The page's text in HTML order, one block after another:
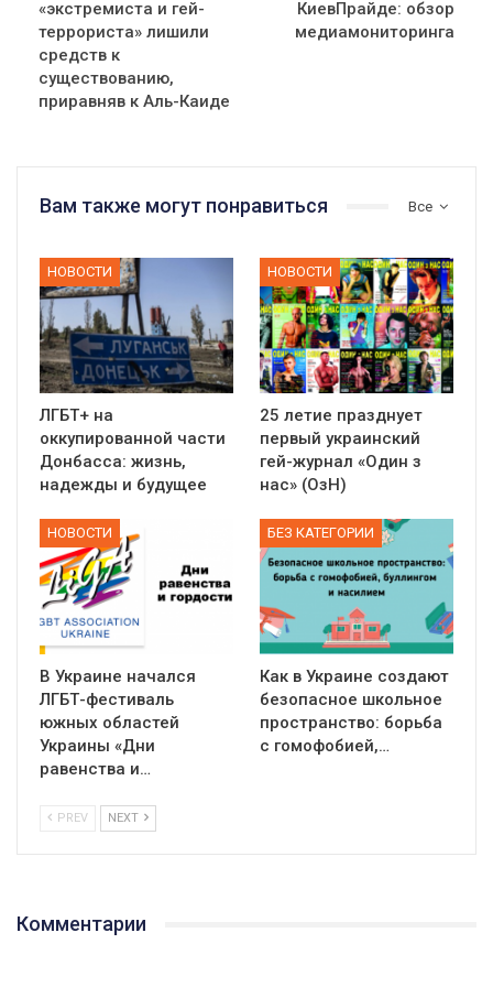
«экстремиста и гей-
террориста» лишили
средств к
существованию,
приравняв к Аль-Каиде
КиевПрайде: обзор
медиамониторинга
Все
Вам также могут понравиться
НОВОСТИ
ЛГБТ+ на
оккупированной части
Донбасса: жизнь,
надежды и будущее
НОВОСТИ
25 летие празднует
первый украинский
гей-журнал «Один з
нас» (ОзН)
НОВОСТИ
В Украине начался
ЛГБТ-фестиваль
южных областей
Украины «Дни
равенства и…
БЕЗ КАТЕГОРИИ
Как в Украине создают
безопасное школьное
пространство: борьба
с гомофобией,…
PREV NEXT
Комментарии